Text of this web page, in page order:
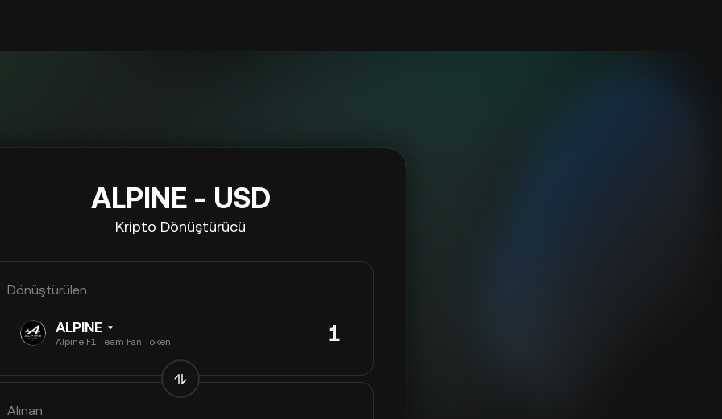
ALPINE - USD
Kripto Dönüştürücü
Dönüştürülen
ALPINE
Alpine F1 Team Fan Token
Alınan